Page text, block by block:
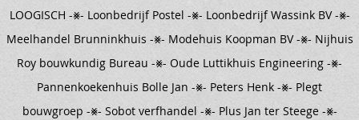
LOOGISCH -⨳- Loonbedrijf Postel -⨳- Loonbedrijf Wassink BV -⨳-
Meelhandel Brunninkhuis -⨳- Modehuis Koopman BV -⨳- Nijhuis
Roy bouwkundig Bureau -⨳- Oude Luttikhuis Engineering -⨳-
Pannenkoekenhuis Bolle Jan -⨳- Peters Henk -⨳- Plegt
bouwgroep -⨳- Sobot verfhandel -⨳- Plus Jan ter Steege -⨳-